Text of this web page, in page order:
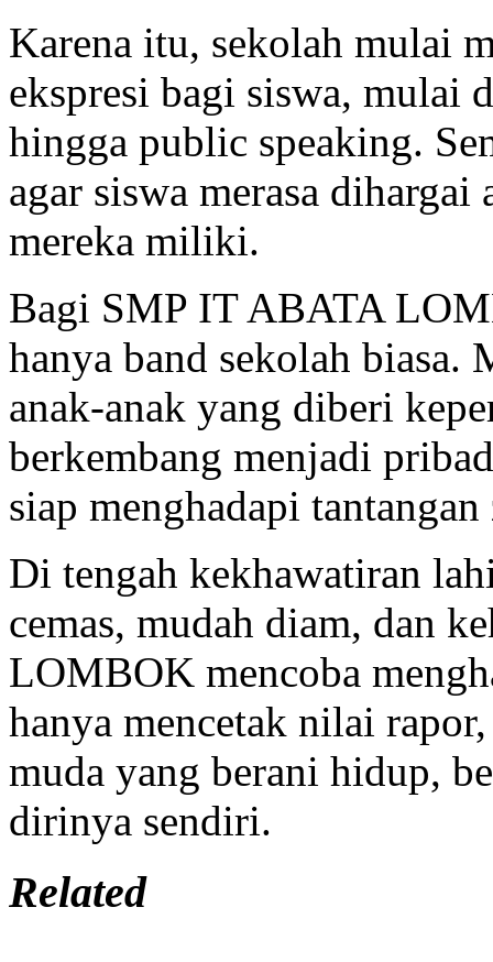
Karena itu, sekolah mulai
ekspresi bagi siswa, mulai
hingga public speaking.
agar siswa merasa
mereka miliki.
Bagi SMP IT ABATA
hanya band sekolah biasa.
anak-anak yang diberi
berkembang menjadi
siap menghadapi tantangan
Di tengah kekhawatiran
cemas, mudah diam, dan
LOMBOK mencoba
hanya mencetak nilai
muda yang berani hidup,
dirinya sendiri.
Related